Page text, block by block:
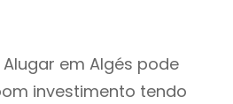
Alugar em Algés pode
investimento tendo